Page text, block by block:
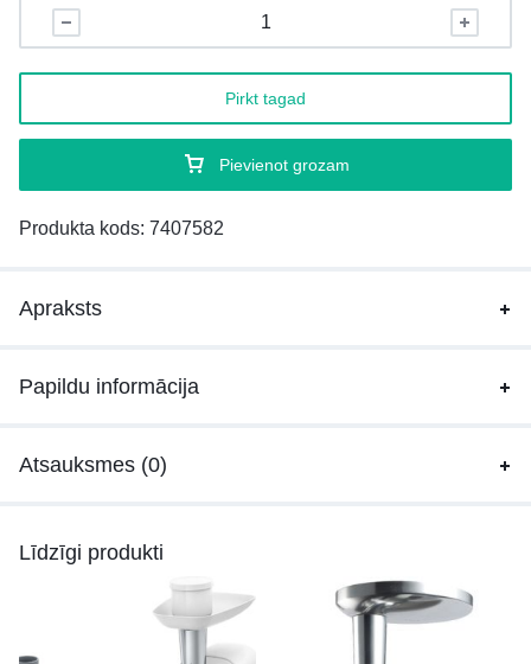
Pievienot grozam
Pirkt tagad
Produkta kods: 7407582
Apraksts
Papildu informācija
Atsauksmes (0)
Līdzīgi produkti